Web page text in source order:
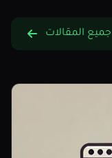
جميع المقالات